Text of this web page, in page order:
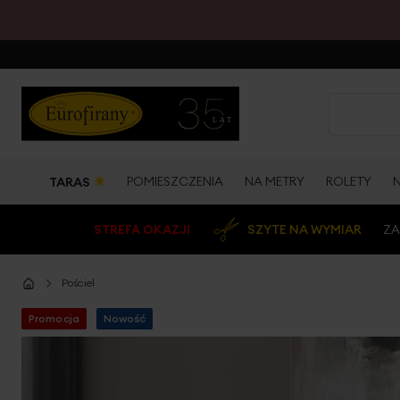
TARAS ☀ POMIESZCZENIA NA METRY ROLETY
STREFA OKAZJI SZYTE NA WYMIAR
Pościel
Promocja Nowość